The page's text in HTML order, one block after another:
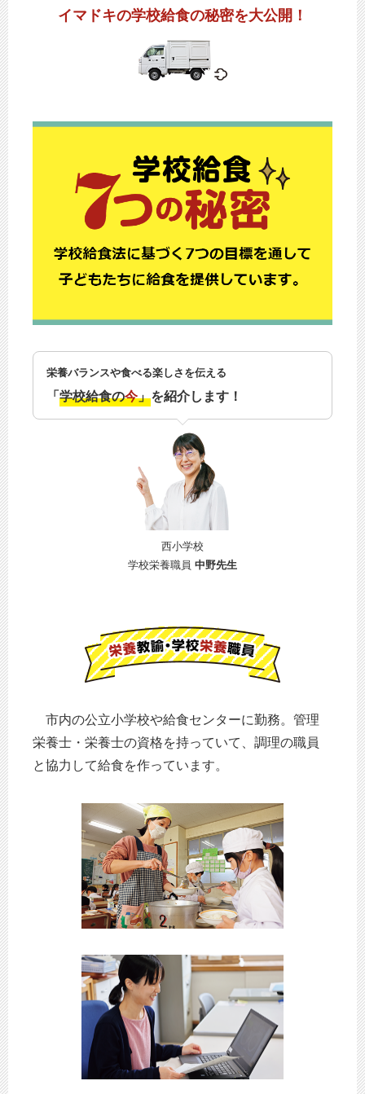
イマドキの学校給食の秘密を大公開！
栄養バランスや食べる楽しさを伝える
「学校給食の今」を紹介します！
西小学校
学校栄養職員 中野先生
市内の公立小学校や給食センターに勤務。管理
栄養士・栄養士の資格を持っていて、調理の職員
と協力して給食を作っています。